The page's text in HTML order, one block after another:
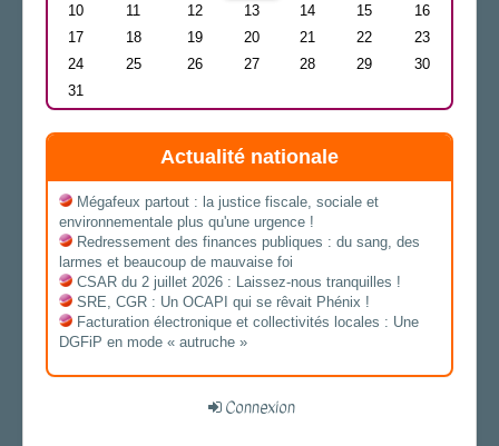
10
11 12 13 14 15
16
17
18 19 20 21 22
23
24
25 26 27 28 29
30
31
Actualité nationale
Mégafeux partout : la justice fiscale, sociale et
environnementale plus qu'une urgence !
Redressement des finances publiques : du sang, des
larmes et beaucoup de mauvaise foi
CSAR du 2 juillet 2026 : Laissez-nous tranquilles !
SRE, CGR : Un OCAPI qui se rêvait Phénix !
Facturation électronique et collectivités locales : Une
DGFiP en mode « autruche »
Connexion